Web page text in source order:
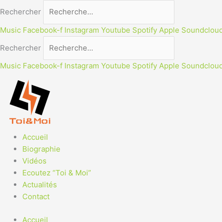
au
contenu
Rechercher
Music Facebook-f Instagram Youtube Spotify Apple
Rechercher
Music Facebook-f Instagram Youtube Spotify Apple
Accueil
Biographie
Vidéos
Ecoutez “Toi & Moi”
Actualités
Contact
Accueil